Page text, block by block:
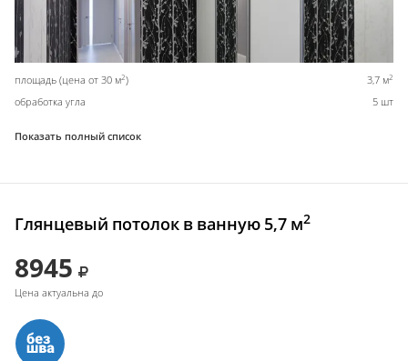
площадь (цена от 30 м2) 3,7 м2
обработка угла 5 шт
Показать полный список
Глянцевый потолок в ванную 5,7 м2
8945
Цена актуальна до